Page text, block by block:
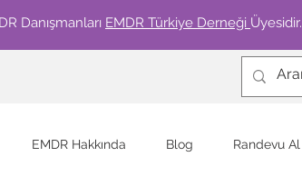
Danışmanları EMDR Türkiye Derneği Üyesidir.
EMDR Hakkında Blog Randevu Al